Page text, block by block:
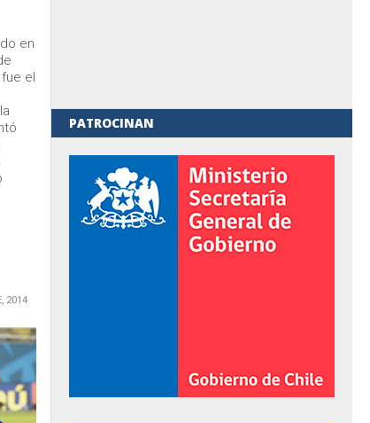
en
el
2014
PATROCINAN